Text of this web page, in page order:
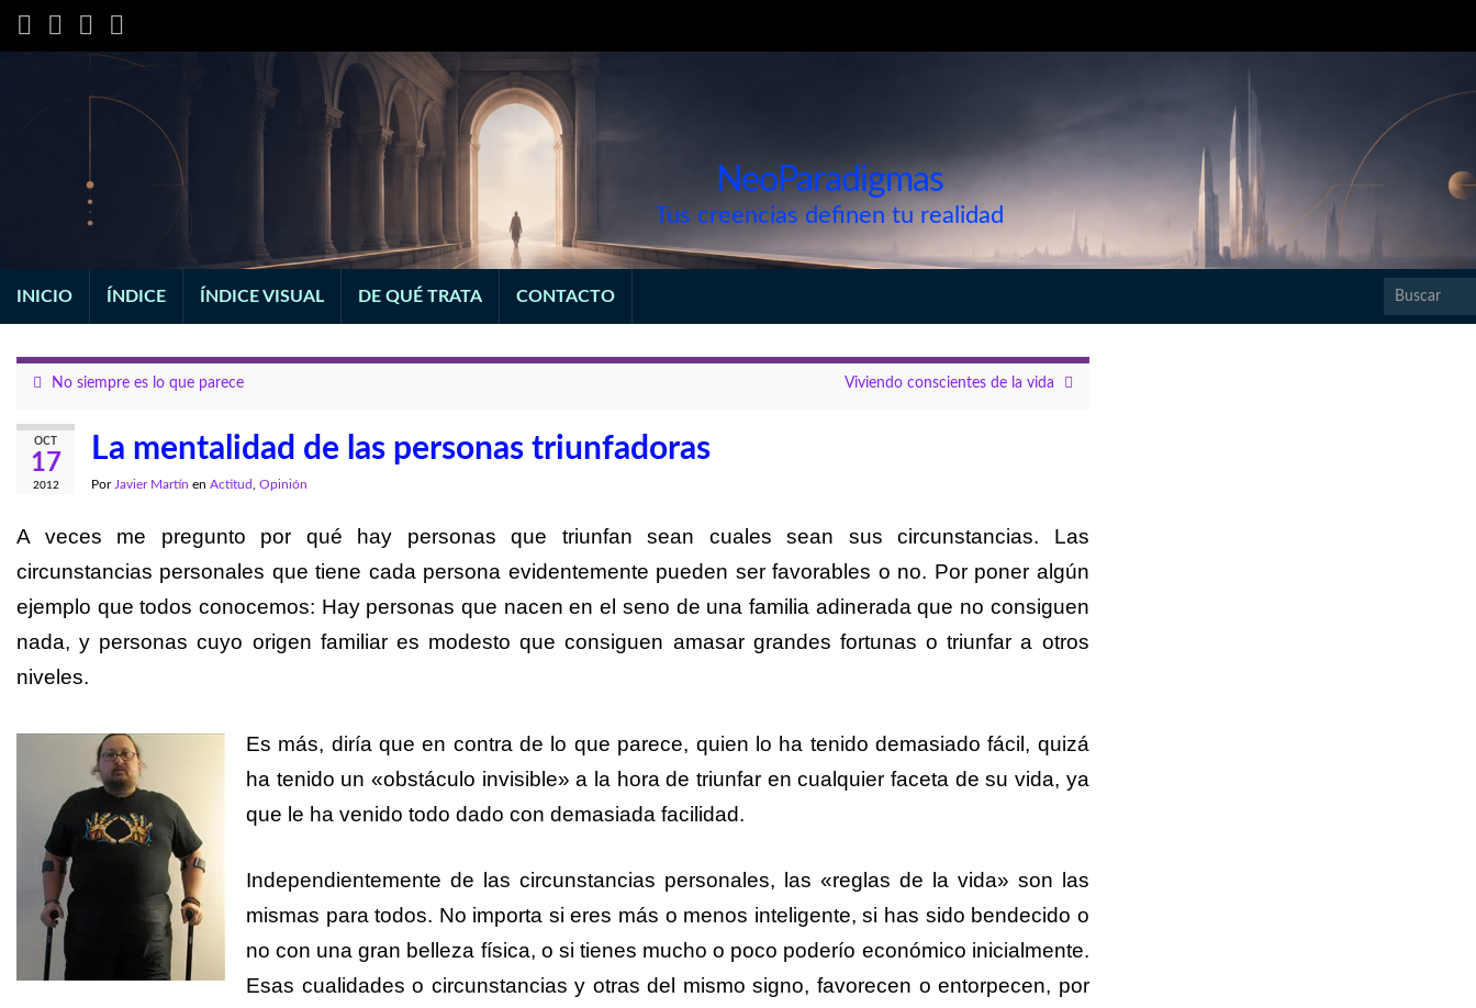
NeoParadigmas
Tus creencias definen tu realidad
INICIO ÍNDICE ÍNDICE VISUAL DE QUÉ TRATA CONTACTO Search for:
No siempre es lo que parece Viviendo conscientes de la vida
OCT
17
2012
La mentalidad de las personas triunfadoras
Por Javier Martín en Actitud Opinión
A veces me pregunto por qué hay personas que triunfan sean cuales sean sus circunstancias. Las
circunstancias personales que tiene cada persona evidentemente pueden ser favorables o no. Por poner algún
ejemplo que todos conocemos: Hay personas que nacen en el seno de una familia adinerada que no consiguen
nada, y personas cuyo origen familiar es modesto que consiguen amasar grandes fortunas o triunfar a otros
niveles.
Es más, diría que en contra de lo que parece, quien lo ha tenido demasiado fácil, quizá
ha tenido un «obstáculo invisible» a la hora de triunfar en cualquier faceta de su vida, ya
que le ha venido todo dado con demasiada facilidad.
Independientemente de las circunstancias personales, las «reglas de la vida» son las
mismas para todos. No importa si eres más o menos inteligente, si has sido bendecido o
no con una gran belleza física, o si tienes mucho o poco poderío económico inicialmente.
Esas cualidades o circunstancias y otras del mismo signo, favorecen o entorpecen, por